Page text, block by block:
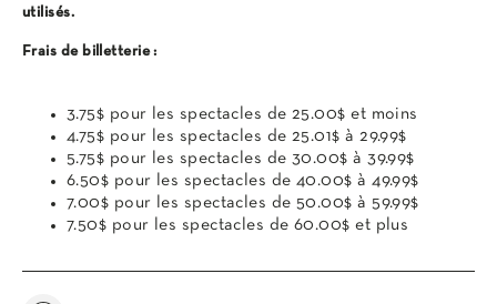
utilisés.
Frais de billetterie :
3.75$ pour les spectacles de 25.00$ et moins
4.75$ pour les spectacles de 25.01$ à 29.99$
5.75$ pour les spectacles de 30.00$ à 39.99$
6.50$ pour les spectacles de 40.00$ à 49.99$
7.00$ pour les spectacles de 50.00$ à 59.99$
7.50$ pour les spectacles de 60.00$ et plus